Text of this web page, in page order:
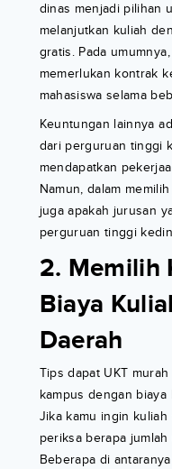
dinas menjadi pilihan
melanjutkan kuliah
gratis. Pada
memerlukan kontrak
mahasiswa selama
Keuntungan lainnya
dari perguruan tinggi
mendapatkan
Namun, dalam
juga apakah jurusan
perguruan tinggi
2. Memilih
Biaya
Daerah
Tips dapat UKT
kampus dengan
Jika kamu ingin kuliah
periksa berapa
Beberapa di